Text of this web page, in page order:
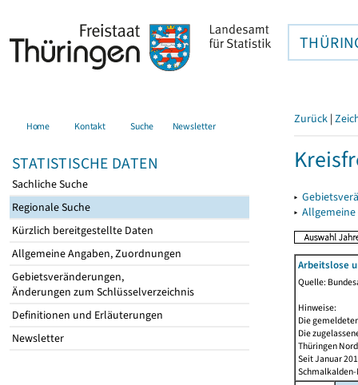
Home Kontakt Suche Newsletter
STATISTISCHE DATEN
Sachliche Suche
Regionale Suche
Kürzlich bereitgestellte Daten
Allgemeine Angaben, Zuordnungen
Gebietsveränderungen,
Änderungen zum Schlüsselverzeichnis
Definitionen und Erläuterungen
Newsletter
Zurück |
▸
▸
Arbeitslose
Quelle:
Hinweise:
Die
Die
Thüringen
Seit Januar